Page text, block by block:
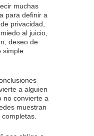
muchas
para definir a
privacidad,
al juicio,
deseo de
simple
a alguien
no convierte a
muestran